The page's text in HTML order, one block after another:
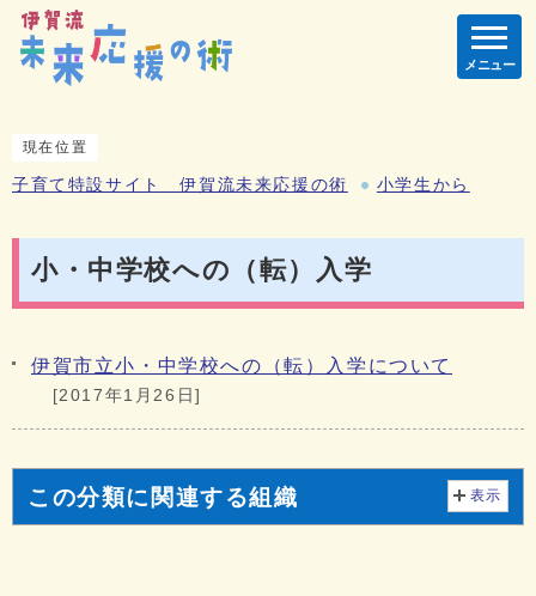
メニュー
現在位置
子育て特設サイト 伊賀流未来応援の術 小学生から
小・中学校への（転）入学
伊賀市立小・中学校への（転）入学について
[2017年1月26日]
この分類に関連する組織 表示